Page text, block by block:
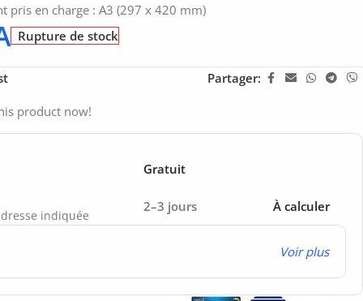
pris en charge : A3 (297 x 420 mm)
Rupture de stock
Partager:
product now!
Gratuit
indiquée
2–3 jours À calculer
Voir plus